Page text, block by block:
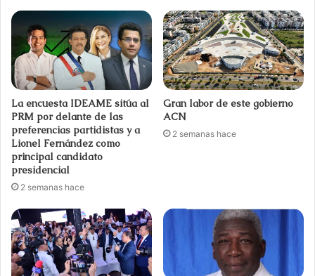
La encuesta IDEAME sitúa al
PRM por delante de las
preferencias partidistas y a
Lionel Fernández como
principal candidato
presidencial
2 semanas hace
Gran labor de este gobierno
ACN
2 semanas hace